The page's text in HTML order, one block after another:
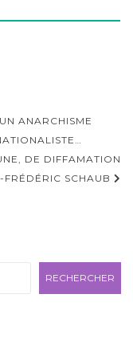
ANARCHISME
DE DIFFAMATION
SCHAUB
RECHERCHER